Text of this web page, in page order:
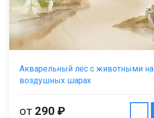
Акварельный лес с животными на
воздушных шарах
от 290 ₽